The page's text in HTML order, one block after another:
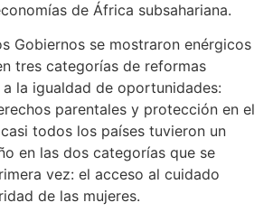
de África subsahariana.
Gobiernos se mostraron enérgicos
tres categorías de reformas
la igualdad de oportunidades:
parentales y protección en el
todos los países tuvieron un
en las dos categorías que se
vez: el acceso al cuidado
de las mujeres.